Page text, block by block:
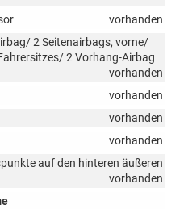
vorhanden
2 Seitenairbags, vorne/
2 Vorhang-Airbag
vorhanden
vorhanden
vorhanden
vorhanden
auf den hinteren äußeren
vorhanden